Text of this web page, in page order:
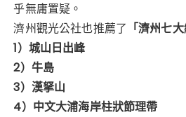
乎無庸置疑。
濟州觀光公社也推薦了 「濟州七大
1）城山日出峰
2）牛島
3）漢拏山
4）中文大浦海岸柱狀節理帶